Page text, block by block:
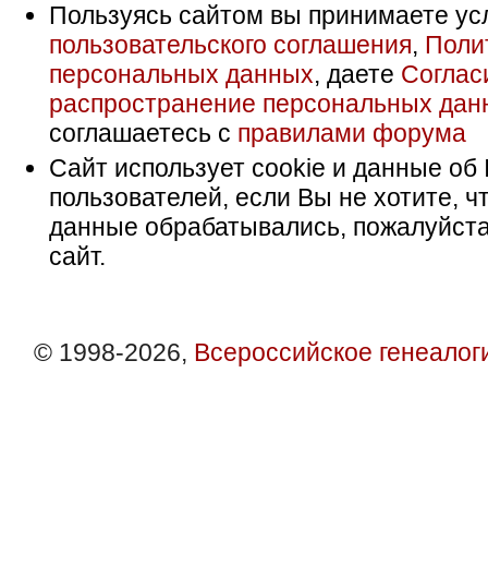
Пользуясь сайтом вы принимаете
пользовательского соглашения,
персональных данных, даете
распространение персональных
соглашаетесь с правилами форума
Сайт использует cookie и данные об
пользователей, если Вы не хотите,
данные обрабатывались,
сайт.
© 1998-2026, Всероссийское